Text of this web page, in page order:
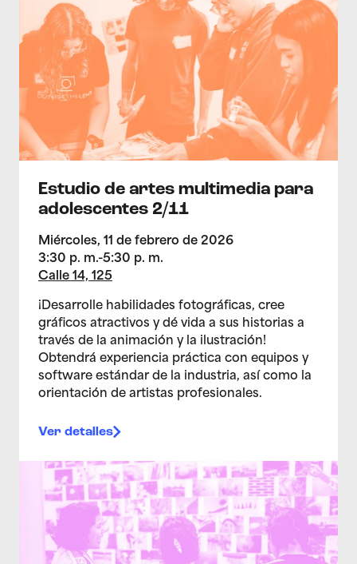
Estudio de artes multimedia para
adolescentes 2/11
Miércoles, 11 de febrero de 2026
3:30 p. m.-5:30 p. m.
Calle 14, 125
¡Desarrolle habilidades fotográficas, cree
gráficos atractivos y dé vida a sus historias a
través de la animación y la ilustración!
Obtendrá experiencia práctica con equipos y
software estándar de la industria, así como la
orientación de artistas profesionales.
Ver detalles
>Estudio de artes multimedia para adolescentes 2/4